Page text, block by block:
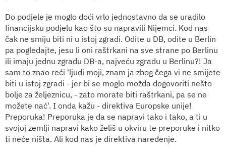
Do podjele je moglo doći vrlo jednostavno da se uradilo
financijsku podjelu kao što su napravili Nijemci. Kod nas
čak ne smiju biti ni u istoj zgradi. Odite u DB, odite u Berlin
pa pogledajte, jesu li oni raštrkani na sve strane po Berlinu
ili imaju jednu zgradu DB-a, najveću zgradu u Berlinu?! Ja
sam to znao reći 'ljudi moji, znam ja zbog čega vi ne smijete
biti u istoj zgradi - jer bi se moglo možda dogovoriti nešto
bolje za željeznicu, - zato morate biti raštrkani, pa se ne
možete nać'. I onda kažu - direktiva Europske unije!
Preporuka! Preporuka je da se napravi tako i tako, a ti u
svojoj zemlji napravi kako želiš u okviru te preporuke i nitko
ti neće ništa. Ali kod nas je direktiva naređenje.